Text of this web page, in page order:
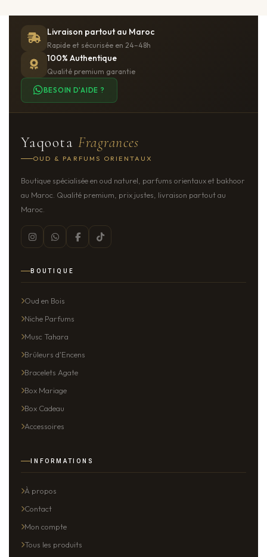
Livraison partout au Maroc
Rapide et sécurisée en 24–48h
100% Authentique
Qualité premium garantie
BESOIN D'AIDE ?
Yaqoota Fragrances
OUD & PARFUMS ORIENTAUX
Boutique spécialisée en oud naturel, parfums orientaux et bakhoor
au Maroc. Qualité premium, prix justes, livraison partout au
Maroc.
BOUTIQUE
Oud en Bois
Niche Parfums
Musc Tahara
Brûleurs d'Encens
Bracelets Agate
Box Mariage
Box Cadeau
Accessoires
INFORMATIONS
À propos
Contact
Mon compte
Tous les produits